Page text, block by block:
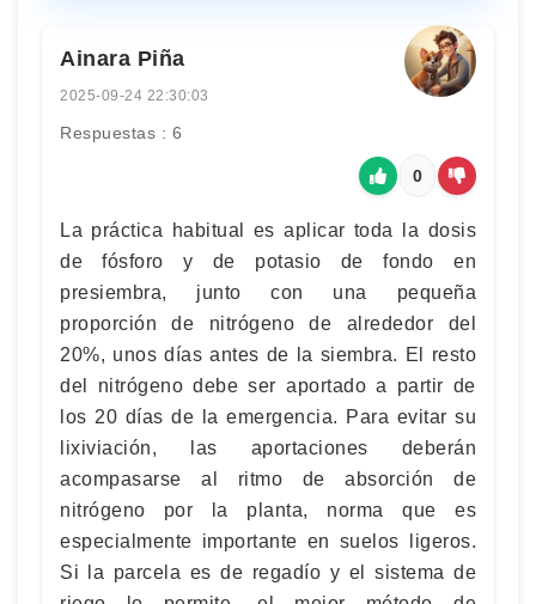
Ainara Piña
2025-09-24 22:30:03
Respuestas : 6
0
La práctica habitual es aplicar toda la dosis
de fósforo y de potasio de fondo en
presiembra, junto con una pequeña
proporción de nitrógeno de alrededor del
20%, unos días antes de la siembra. El resto
del nitrógeno debe ser aportado a partir de
los 20 días de la emergencia. Para evitar su
lixiviación, las aportaciones deberán
acompasarse al ritmo de absorción de
nitrógeno por la planta, norma que es
especialmente importante en suelos ligeros.
Si la parcela es de regadío y el sistema de